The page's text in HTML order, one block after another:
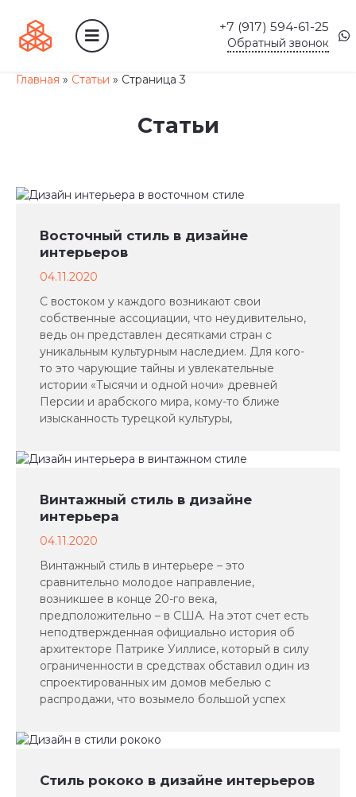
+7 (917) 594-61-25
Обратный звонок
Главная » Статьи » Страница 3
Статьи
Восточный стиль в дизайне
интерьеров
04.11.2020
С востоком у каждого возникают свои
собственные ассоциации, что неудивительно,
ведь он представлен десятками стран c
уникальным культурным наследием. Для кого-
то это чарующие тайны и увлекательные
истории «Тысячи и одной ночи» древней
Персии и арабского мира, кому-то ближе
изысканность турецкой культуры,
Винтажный стиль в дизайне
интерьера
04.11.2020
Винтажный стиль в интерьере – это
сравнительно молодое направление,
возникшее в конце 20-го века,
предположительно – в США. На этот счет есть
неподтвержденная официально история об
архитекторе Патрике Уиллисе, который в силу
ограниченности в средствах обставил один из
спроектированных им домов мебелью с
распродажи, что возымело большой успех
Стиль рококо в дизайне интерьеров